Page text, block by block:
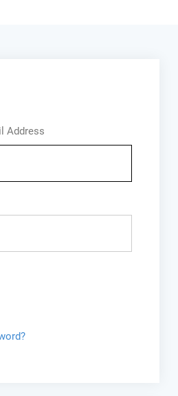
Address